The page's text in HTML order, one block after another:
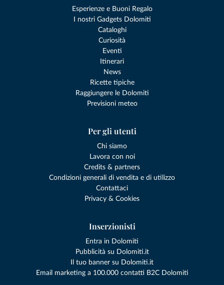
Esperienze e Buoni Regalo
I nostri Gadgets Dolomiti
Cataloghi
Curiosità
Eventi
Itinerari
News
Ricette tipiche
Raggiungere le Dolomiti
Previsioni meteo
Per gli utenti
Chi siamo
Lavora con noi
Credits & partners
Condizioni generali di vendita e di utilizzo
Contattaci
Privacy & Cookies
Inserzionisti
Entra in Dolomiti
Pubblicità su Dolomiti.it
Il tuo banner su Dolomiti.it
Email marketing a 100.000 contatti B2C Dolomiti